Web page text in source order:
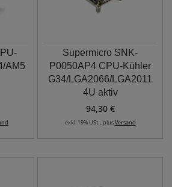
AM5
Supermicro SNK-
P0050AP4 CPU-Kühler
G34/LGA2066/LGA2011
4U aktiv
94,30 €
exkl. 19% USt. , plusVersand